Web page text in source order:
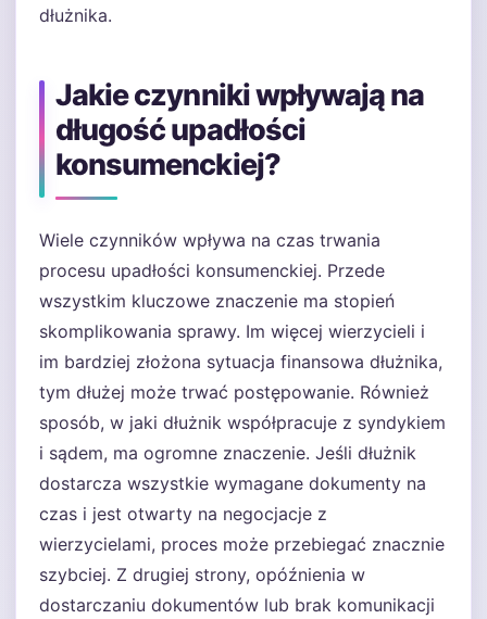
dłużnika.
Jakie czynniki wpływają na
długość upadłości
konsumenckiej?
Wiele czynników wpływa na czas trwania
procesu upadłości konsumenckiej. Przede
wszystkim kluczowe znaczenie ma stopień
skomplikowania sprawy. Im więcej wierzycieli i
im bardziej złożona sytuacja finansowa dłużnika,
tym dłużej może trwać postępowanie. Również
sposób, w jaki dłużnik współpracuje z syndykiem
i sądem, ma ogromne znaczenie. Jeśli dłużnik
dostarcza wszystkie wymagane dokumenty na
czas i jest otwarty na negocjacje z
wierzycielami, proces może przebiegać znacznie
szybciej. Z drugiej strony, opóźnienia w
dostarczaniu dokumentów lub brak komunikacji